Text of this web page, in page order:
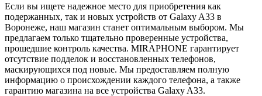
Если вы ищете надежное место для приобретения как
подержанных, так и новых устройств от Galaxy A33 в
Воронеже, наш магазин станет оптимальным выбором. Мы
предлагаем только тщательно проверенные устройства,
прошедшие контроль качества. MIRAPHONE гарантирует
отсутствие подделок и восстановленных телефонов,
маскирующихся под новые. Мы предоставляем полную
информацию о происхождении каждого телефона, а также
гарантию магазина на все устройства Galaxy A33.